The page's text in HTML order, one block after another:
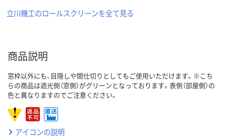
立川機工のロールスクリーンを全て見る
商品説明
窓枠以外にも、目隠しや間仕切りとしてもご使用いただけます。※こち
らの商品は遮光側（窓側）がグリーンとなっております。表側（部屋側）の
色と異なりますのでご注意ください。
アイコンの説明